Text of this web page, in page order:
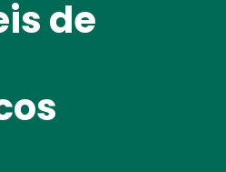
de